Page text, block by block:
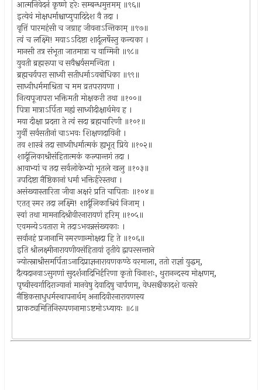
आत्मनिवेदनं कृष्णे हरेः सम्बन्धमुत्तमम् ॥९६॥
इत्येवं मोक्षधर्माश्चाप्युपादिदेश वै तदा ।
वृत्तिं पारमहंसी च जग्राह जीवनाऽन्तिकाम् ॥९७॥
त्वं च लक्ष्मि! मयाऽऽदिष्टा शार्दूलर्षेस्तु कन्यका ।
मानसी तत्र संभूता जातमात्रा च वाग्मिनी ॥९८॥
युवती ब्रह्मरूपा च सवैश्वर्यसमन्विता ।
ब्रह्मचर्यपरा साध्वी सतीधर्माऽवबोधिका ॥९९॥
साध्वीधर्ममाश्रिता च मम व्रतपरायणा ।
नित्यपूजापरा भक्तिमती मोक्षकरी तथा ॥१००॥
पित्रा मात्राऽर्पिता मह्यं साध्वीदीक्षार्थमेव ह ।
मया दीक्षा प्रदत्ता ते त्वं सदा ब्रह्मचारिणी ॥१०१॥
गुर्वी सर्वसतीनां चाऽभवः शिक्षणदायिनी ।
तव शास्त्रं तदा साध्वीधर्मात्मकं ह्यभूत् प्रिये ॥१०२॥
शार्दूलिकाश्रीसंहितात्मकं कल्पान्तगं तदा ।
आवाभ्यां च तदा सर्वलोकेभ्यो भूतले खलु ॥१०३॥
उपदिष्टा नैष्ठिकानां धर्मा भक्तिर्हरेस्तथा ।
असंख्यास्तारिता जीवा अक्षरं प्रति चापिताः ॥१०४॥
एतत् स्मर तदा लक्ष्मि! शार्दूलिकाश्रियं निजाम् ।
स्वां तथा मामनादिश्रीवीरनारायणं हरिम् ॥१०५॥
एवमन्येऽवतारा मे तदाऽभवन्नसंख्यकाः ।
सर्वानहं प्रजानामि स्मरणान्मोक्षदा हि ते ॥१०६॥
इति श्रीलक्ष्मीनारायणीयसंहितायां तृतीये द्वापरसन्ताने
ज्योत्स्नाश्रीसमर्पिताऽनादिप्राज्ञनारायणकण्ठे वरमाला, ततो राज्ञां युद्धम्,
दैत्यदानवाऽसुगणां सुदर्शनादिभिर्हरिणा कृतो विनाशः, थुरानन्दस्य मोक्षणम्,
पृष्वीस्वर्गादिराज्यानां मानवेषु देवादिषु चार्पणम्, वेधसश्चैकादशे वत्सरे
नैष्ठिकसाधुधर्मस्थापनार्थम् अनादिवीरनारायणस्य
प्राकट्यमितिनिरूपणनामाऽष्टमोऽध्यायः ॥८॥